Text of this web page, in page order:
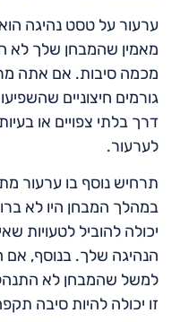
ערעור על טסט נהיגה
מאמין שהמבחן שלך לא
מכמה סיבות. אם אתה
גורמים חיצוניים
דרך בלתי צפויים או
לערעור.
תרחיש נוסף בו ערעור
במהלך המבחן היו לא
יכולה להוביל לטעויות
הנהיגה שלך. בנוסף, אם
למשל שהמבחן לא
זו יכולה להיות סיבה